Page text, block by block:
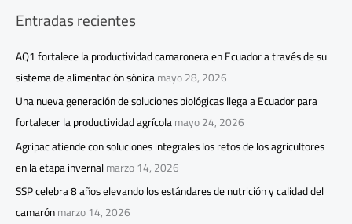
Entradas recientes
AQ1 fortalece la productividad camaronera en Ecuador a través de su
sistema de alimentación sónicamayo 28, 2026
Una nueva generación de soluciones biológicas llega a Ecuador para
fortalecer la productividad agrícolamayo 24, 2026
Agripac atiende con soluciones integrales los retos de los agricultores
en la etapa invernalmarzo 14, 2026
SSP celebra 8 años elevando los estándares de nutrición y calidad del
camarónmarzo 14, 2026